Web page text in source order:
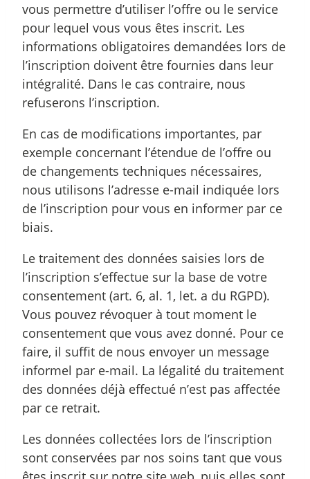
vous permettre d’utiliser l’offre ou le service
pour lequel vous vous êtes inscrit. Les
informations obligatoires demandées lors de
l’inscription doivent être fournies dans leur
intégralité. Dans le cas contraire, nous
refuserons l’inscription.
En cas de modifications importantes, par
exemple concernant l’étendue de l’offre ou
de changements techniques nécessaires,
nous utilisons l’adresse e-mail indiquée lors
de l’inscription pour vous en informer par ce
biais.
Le traitement des données saisies lors de
l’inscription s’effectue sur la base de votre
consentement (art. 6, al. 1, let. a du RGPD).
Vous pouvez révoquer à tout moment le
consentement que vous avez donné. Pour ce
faire, il suffit de nous envoyer un message
informel par e-mail. La légalité du traitement
des données déjà effectué n’est pas affectée
par ce retrait.
Les données collectées lors de l’inscription
sont conservées par nos soins tant que vous